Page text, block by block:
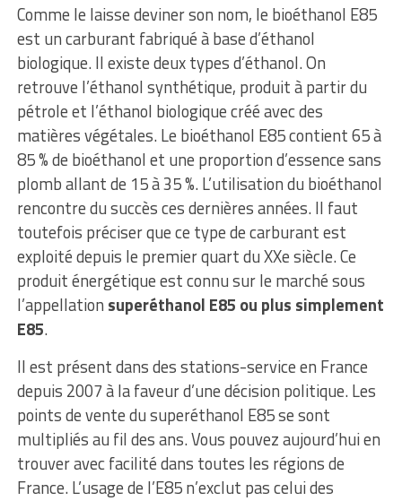
Comme le laisse deviner son nom, le bioéthanol E85
est un carburant fabriqué à base d’éthanol
biologique. Il existe deux types d’éthanol. On
retrouve l’éthanol synthétique, produit à partir du
pétrole et l’éthanol biologique créé avec des
matières végétales. Le bioéthanol E85 contient 65 à
85 % de bioéthanol et une proportion d’essence sans
plomb allant de 15 à 35 %. L’utilisation du bioéthanol
rencontre du succès ces dernières années. Il faut
toutefois préciser que ce type de carburant est
exploité depuis le premier quart du XXe siècle. Ce
produit énergétique est connu sur le marché sous
l’appellation superéthanol E85 ou plus simplement
E85.
Il est présent dans des stations-service en France
depuis 2007 à la faveur d’une décision politique. Les
points de vente du superéthanol E85 se sont
multipliés au fil des ans. Vous pouvez aujourd’hui en
trouver avec facilité dans toutes les régions de
France. L’usage de l’E85 n’exclut pas celui des